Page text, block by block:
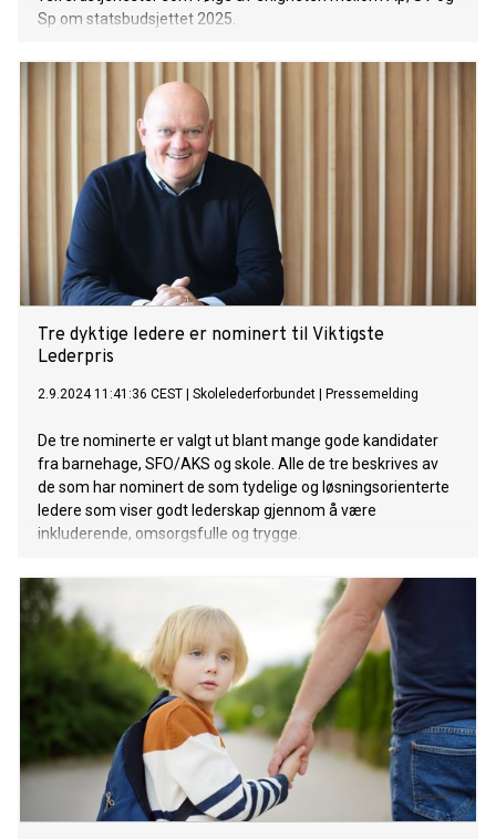
Sp om statsbudsjettet 2025.
Tre dyktige ledere er nominert til Viktigste
Lederpris
2.9.2024 11:41:36 CEST Skolelederforbundet Pressemelding
De tre nominerte er valgt ut blant mange gode kandidater
fra barnehage, SFO/AKS og skole. Alle de tre beskrives av
de som har nominert de som tydelige og løsningsorienterte
ledere som viser godt lederskap gjennom å være
inkluderende, omsorgsfulle og trygge.